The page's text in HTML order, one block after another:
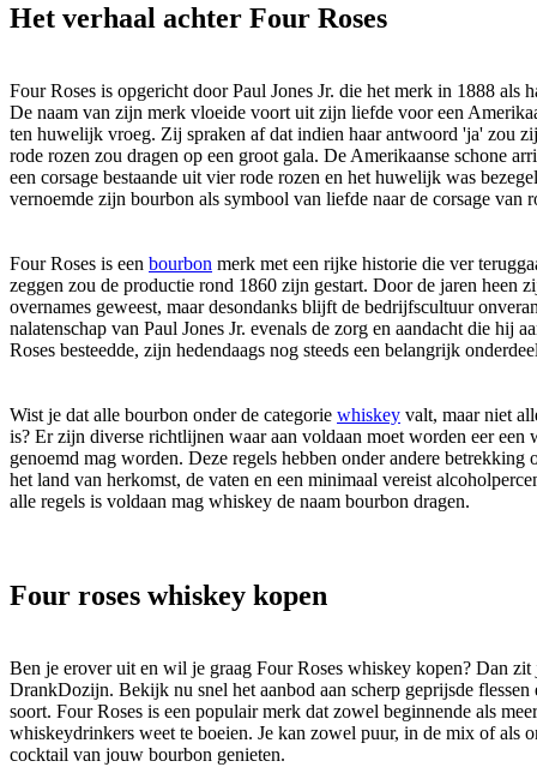
Het verhaal achter Four Roses
Four Roses is opgericht door Paul Jones Jr. die het merk in 1888 als
De naam van zijn merk vloeide voort uit zijn liefde voor een
ten huwelijk vroeg. Zij spraken af dat indien haar antwoord 'ja' zou
rode rozen zou dragen op een groot gala. De Amerikaanse schone
een corsage bestaande uit vier rode rozen en het huwelijk was
vernoemde zijn bourbon als symbool van liefde naar de corsage van
Four Roses is een bourbon merk met een rijke historie die ver
zeggen zou de productie rond 1860 zijn gestart. Door de jaren heen
overnames geweest, maar desondanks blijft de bedrijfscultuur
nalatenschap van Paul Jones Jr. evenals de zorg en aandacht die hij
Roses besteedde, zijn hedendaags nog steeds een belangrijk
Wist je dat alle bourbon onder de categorie whiskey valt, maar niet
is? Er zijn diverse richtlijnen waar aan voldaan moet worden eer een
genoemd mag worden. Deze regels hebben onder andere betrekking
het land van herkomst, de vaten en een minimaal vereist
alle regels is voldaan mag whiskey de naam bourbon dragen.
Four roses whiskey kopen
Ben je erover uit en wil je graag Four Roses whiskey kopen? Dan zit
DrankDozijn. Bekijk nu snel het aanbod aan scherp geprijsde
soort. Four Roses is een populair merk dat zowel beginnende als
whiskeydrinkers weet te boeien. Je kan zowel puur, in de mix of als
cocktail van jouw bourbon genieten.